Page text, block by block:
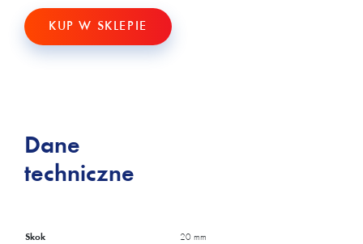
Rozmiar DN15...DN50
KUP W SKLEPIE
Dane
techniczne
Skok 20 mm